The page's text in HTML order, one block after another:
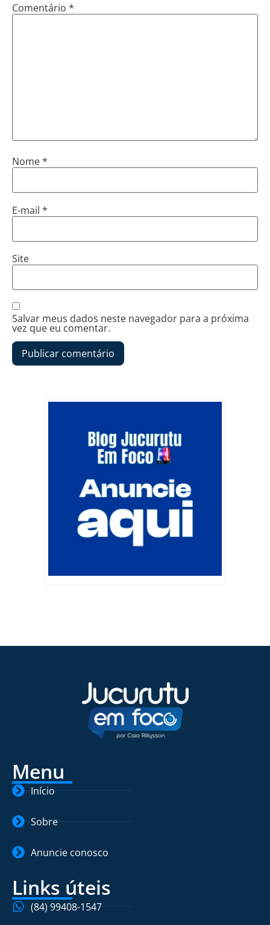
Comentário *
Nome*
E-mail *
Site
Salvar meus dados neste navegador para a próxima
vez que eu comentar.
Menu
Início
Sobre
Anuncie conosco
Links úteis
(84) 99408-1547